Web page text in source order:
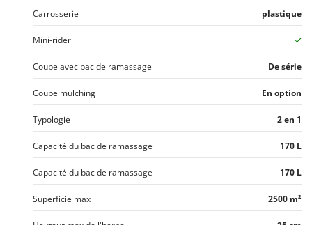
Carrosserie plastique
Mini-rider
Coupe avec bac de ramassage De série
Coupe mulching En option
Typologie 2 en 1
Capacité du bac de ramassage 170 L
Capacité du bac de ramassage 170 L
Superficie max 2500 m²